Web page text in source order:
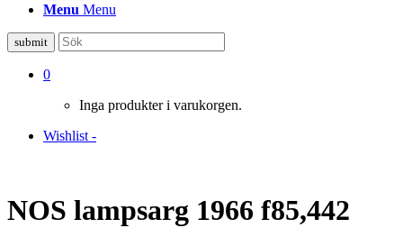
Menu Menu
0
Inga produkter i varukorgen.
Wishlist -
NOS lampsarg 1966 f85,442